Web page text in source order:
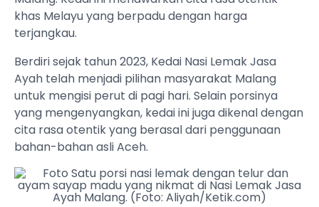
khas Melayu yang berpadu dengan harga
terjangkau.
Berdiri sejak tahun 2023, Kedai Nasi Lemak Jasa
Ayah telah menjadi pilihan masyarakat Malang
untuk mengisi perut di pagi hari. Selain porsinya
yang mengenyangkan, kedai ini juga dikenal dengan
cita rasa otentik yang berasal dari penggunaan
bahan-bahan asli Aceh.